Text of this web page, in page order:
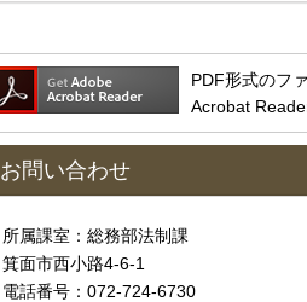
PDF形式のフ
Acrobat
お問い合わせ
所属課室：総務部法制課
箕面市西小路4‐6‐1
電話番号：072-724-6730